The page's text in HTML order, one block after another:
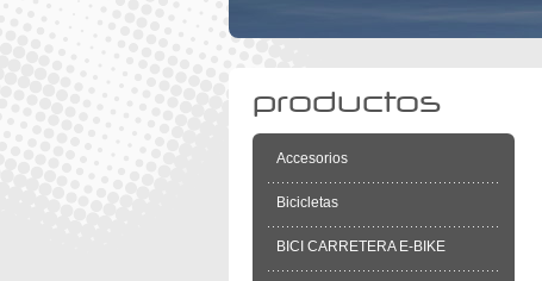
productos
Accesorios
Bicicletas
BICI CARRETERA E-BIKE